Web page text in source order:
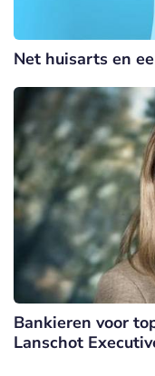
Net huisarts en
Bankieren voor
Lanschot